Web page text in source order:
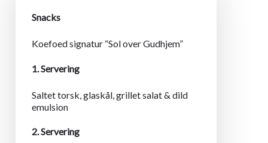
Snacks
Koefoed signatur “Sol over Gudhjem”
1. Servering
Saltet torsk, glaskål, grillet salat & dild
emulsion
2. Servering